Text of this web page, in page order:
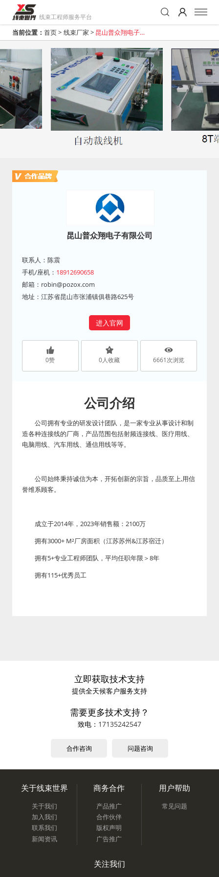
线束工程师服务平台
当前位置： 首页> 线束厂家 > 昆山普众翔电子有
限公司
昆山普众翔电子有限公司
联系人：陈震
手机/座机： 18912690658
邮箱： robin@pozox.com
地址：江苏省昆山市张浦镇俱巷路625号
进入官网
0赞 0人收藏 6661次浏览
公司介绍
公司拥有专业的研发设计团队，是一家专业从事设计和制
造各种连接线的厂商，产品范围包括射频连接线、医疗用线、
电脑用线、汽车用线、通信用线等等。
公司始终秉持诚信为本，开拓创新的宗旨，品质至上,用信
誉维系顾客。
成立于2014年，2023年销售额：2100万
拥有3000+ M²厂房面积（江苏苏州&江苏宿迁）
拥有5+专业工程师团队，平均任职年限＞8年
拥有115+优秀员工
立即获取技术支持
提供全天候客户服务支持
需要更多技术支持？
致电： 17135242547
合作咨询 问题咨询
关于线束世界
关于我们
加入我们
联系我们
新闻资讯
商务合作
产品推广
合作伙伴
版权声明
广告推广
用户帮助
常见问题
关注我们